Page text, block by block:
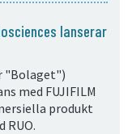
lanserar
"Bolaget")
med FUJIFILM
produkt
RUO.